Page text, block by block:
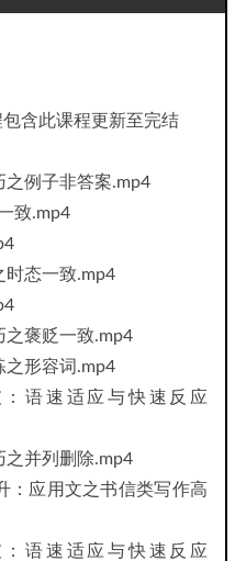
含此课程更新至完结
之例子非答案.mp4
致.mp4
时态一致.mp4
之褒贬一致.mp4
之形容词.mp4
语速适应与快速反应
之并列删除.mp4
：应用文之书信类写作高
语速适应与快速反应